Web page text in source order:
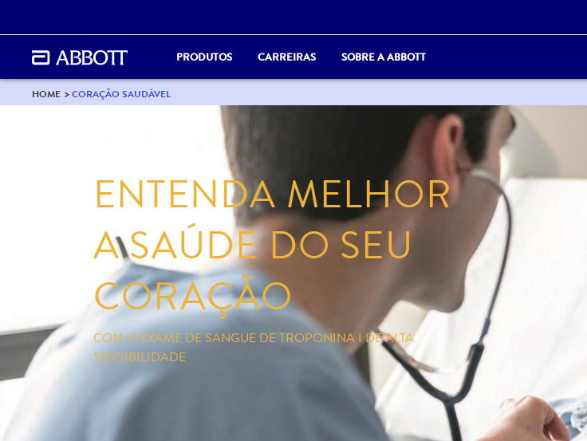
PRODUTOS CARREIRAS SOBRE A ABBOTT
HOME CORAÇÃO SAUDÁVEL
ENTENDA MELHOR
A SAÚDE DO SEU
CORAÇÃO
COM O EXAME DE SANGUE DE TROPONINA I DE ALTA
SENSIBILIDADE